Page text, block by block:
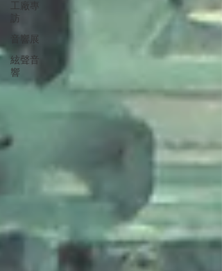
工廠專
訪
音響展
絃聲音
響